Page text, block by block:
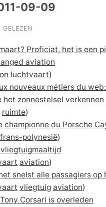
09-09
Proficiat, het is een
aviation
luchtvaart)
nouveaux métiers du
het zonnestelsel
ruimte)
championne du Porsche
frans-polynesië)
aviation)
snelst alle passagiers
vliegtuig aviation)
Corsari is overleden